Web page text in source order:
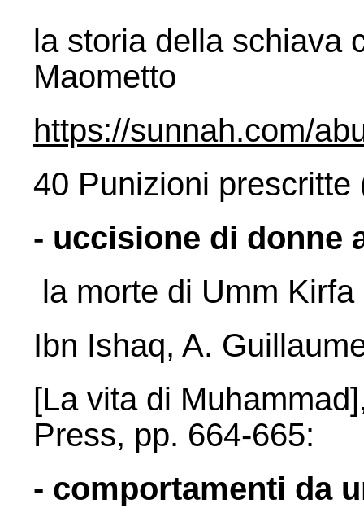
la storia della schiava
Maometto
https://sunnah.com/
40 Punizioni prescritte
- uccisione di donne
la morte di Umm Kirfa
Ibn Ishaq, A.
[La vita di
Press, pp. 664-665:
- comportamenti da